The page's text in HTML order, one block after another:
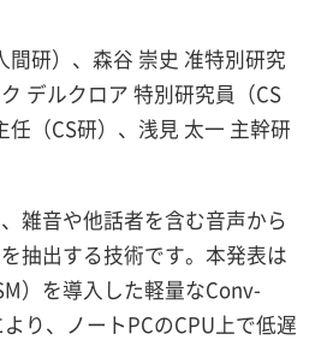
間研）、森谷 崇史 准特別研究
デルクロア 特別研究員（CS
任（CS研）、浅見 太一 主幹研
雑音や他話者を含む音声から
抽出する技術です。本発表は
）を導入した軽量なConv-
り、ノートPCのCPU上で低遅